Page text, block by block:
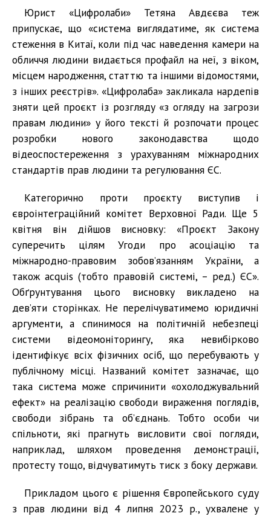
Юрист «Цифролаби» Тетяна Авдєєва теж
припускає, що «система виглядатиме, як система
стеження в Китаї, коли під час наведення камери на
обличчя людини видається профайл на неї, з віком,
місцем народження, статтю та іншими відомостями,
з інших реєстрів». «Цифролаба» закликала нардепів
зняти цей проєкт із розгляду «з огляду на загрози
правам людини» у його тексті й розпочати процес
розробки нового законодавства щодо
відеоспостереження з урахуванням міжнародних
стандартів прав людини та регулювання ЄС.
Категорично проти проєкту виступив і
євроінтеграційний комітет Верховної Ради. Ще 5
квітня він дійшов висновку: «Проєкт Закону
суперечить цілям Угоди про асоціацію та
міжнародно-правовим зобов’язанням України, а
також acquis (тобто правовій системі, – ред.) ЄС».
Обґрунтування цього висновку викладено на
дев’яти сторінках. Не перелічуватимемо юридичні
аргументи, а спинимося на політичній небезпеці
системи відеомоніторингу, яка невибірково
ідентифікує всіх фізичних осіб, що перебувають у
публічному місці. Названий комітет зазначає, що
така система може спричинити «охолоджувальний
ефект» на реалізацію свободи вираження поглядів,
свободи зібрань та об’єднань. Тобто особи чи
спільноти, які прагнуть висловити свої погляди,
наприклад, шляхом проведення демонстрації,
протесту тощо, відчуватимуть тиск з боку держави.
Прикладом цього є рішення Європейського суду
з прав людини від 4 липня 2023 р., ухвалене у